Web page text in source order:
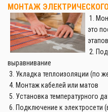
МОНТАЖ
1.
это
2.
выравнивание
3. Укладка теплоизоляции (по
4. Монтаж кабелей или матов
5. Установка температурного
6. Подключение к электросети